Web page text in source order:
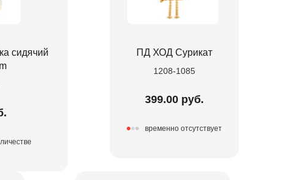
сидячий
ПД ХОД Сурикат
1208-1085
399.00 руб.
временно отсутствует